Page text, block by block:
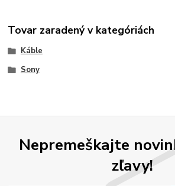
Tovar zaradený v kategóriách
Káble
Sony
Nepremeškajte
zľavy!